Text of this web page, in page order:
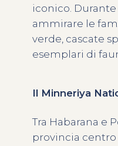
iconico.
ammirare le
verde, cascate
esemplari di
Il Minneriya
Tra Habarana e
provincia